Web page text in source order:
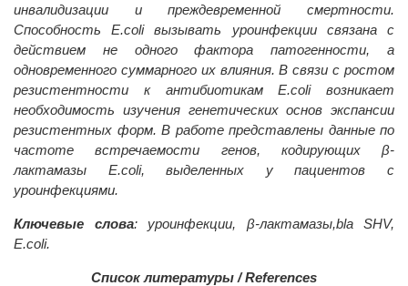
инвалидизации и преждевременной смертности.
Способность E.coli вызывать уроинфекции связана с
действием не одного фактора патогенности, а
одновременного суммарного их влияния. В связи с ростом
резистентности к антибиотикам E.coli возникает
необходимость изучения генетических основ экспансии
резистентных форм. В работе представлены данные по
частоте встречаемости генов, кодирующих β-
лактамазы Е.coli, выделенных у пациентов с
уроинфекциями.
Ключевые слова: уроинфекции, β-лактамазы,bla SHV,
Е.coli.
Список литературы / References